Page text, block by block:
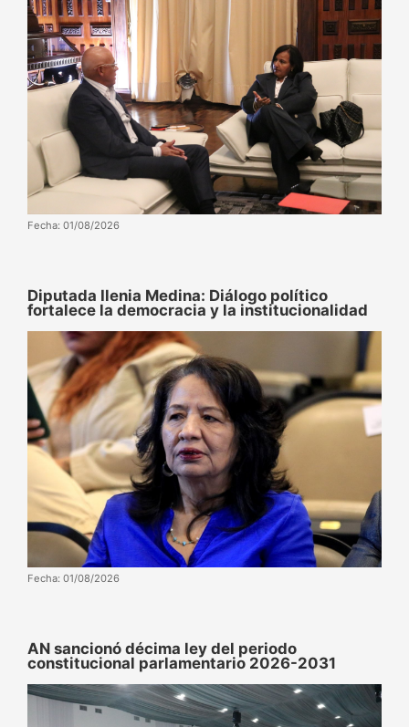
Fecha: 01/08/2026
Diputada Ilenia Medina: Diálogo político
fortalece la democracia y la institucionalidad
Fecha: 01/08/2026
AN sancionó décima ley del periodo
constitucional parlamentario 2026-2031